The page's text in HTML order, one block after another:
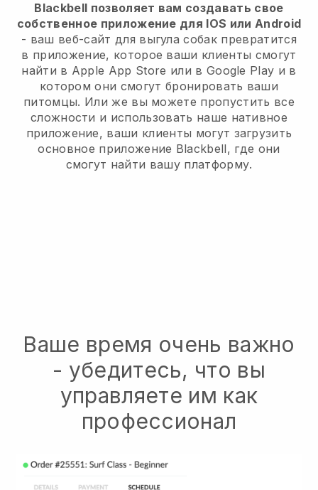
Blackbell позволяет вам создавать свое
собственное приложение для IOS или Android
- ваш веб-сайт для выгула собак превратится
в приложение, которое ваши клиенты смогут
найти в Apple App Store или в Google Play и в
котором они смогут бронировать ваши
питомцы. Или же вы можете пропустить все
сложности и использовать наше нативное
приложение, ваши клиенты могут загрузить
основное приложение Blackbell, где они
смогут найти вашу платформу.
Ваше время очень важно
- убедитесь, что вы
управляете им как
профессионал